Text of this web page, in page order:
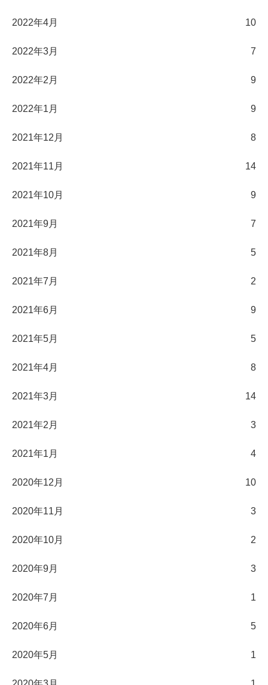
2022年4月 10
2022年3月 7
2022年2月 9
2022年1月 9
2021年12月 8
2021年11月 14
2021年10月 9
2021年9月 7
2021年8月 5
2021年7月 2
2021年6月 9
2021年5月 5
2021年4月 8
2021年3月 14
2021年2月 3
2021年1月 4
2020年12月 10
2020年11月 3
2020年10月 2
2020年9月 3
2020年7月 1
2020年6月 5
2020年5月 1